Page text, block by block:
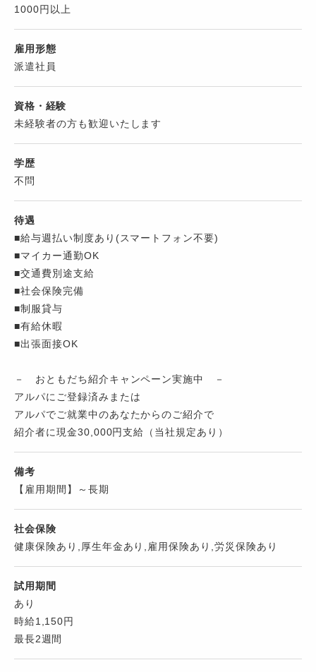
1000円以上
雇用形態
派遣社員
資格・経験
未経験者の方も歓迎いたします
学歴
不問
待遇
■給与週払い制度あり(スマートフォン不要)
■マイカー通勤OK
■交通費別途支給
■社会保険完備
■制服貸与
■有給休暇
■出張面接OK
－ おともだち紹介キャンペーン実施中 －
アルパにご登録済みまたは
アルパでご就業中のあなたからのご紹介で
紹介者に現金30,000円支給（当社規定あり）
備考
【雇用期間】～長期
社会保険
健康保険あり,厚生年金あり,雇用保険あり,労災保険あり
試用期間
あり
時給1,150円
最長2週間